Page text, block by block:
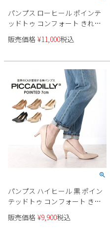
パンプス ローヒール ポインテ
ッドトゥ コンフォート きれい
め オフィスビジネス
PICCADILLY ピカジリー 739026
販売価格 ¥11,000税込
パンプス ハイヒール 黒 ポイン
テッドトゥ コンフォート きれ
いめ PICCADILLY ピカジリー
745076 7cm レディース ブラッ
販売価格 ¥9,900税込